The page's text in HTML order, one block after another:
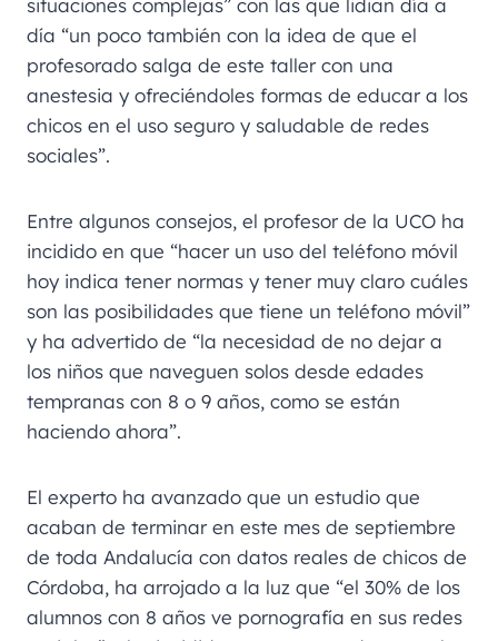
situaciones complejas” con las que lidian día a
día “un poco también con la idea de que el
profesorado salga de este taller con una
anestesia y ofreciéndoles formas de educar a los
chicos en el uso seguro y saludable de redes
sociales”.
Entre algunos consejos, el profesor de la UCO ha
incidido en que “hacer un uso del teléfono móvil
hoy indica tener normas y tener muy claro cuáles
son las posibilidades que tiene un teléfono móvil”
y ha advertido de “la necesidad de no dejar a
los niños que naveguen solos desde edades
tempranas con 8 o 9 años, como se están
haciendo ahora”.
El experto ha avanzado que un estudio que
acaban de terminar en este mes de septiembre
de toda Andalucía con datos reales de chicos de
Córdoba, ha arrojado a la luz que “el 30% de los
alumnos con 8 años ve pornografía en sus redes